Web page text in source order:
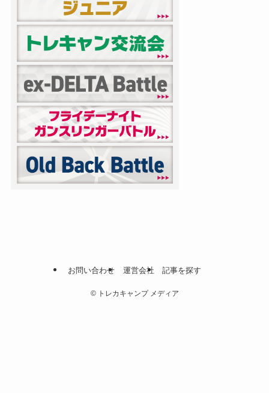
お問い合わせ 運営会社 記事を探す
©トレカキャンプ メディア